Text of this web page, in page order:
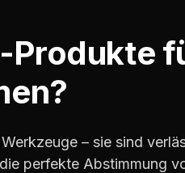
Produkte
– sie sind
perfekte Abstimmung